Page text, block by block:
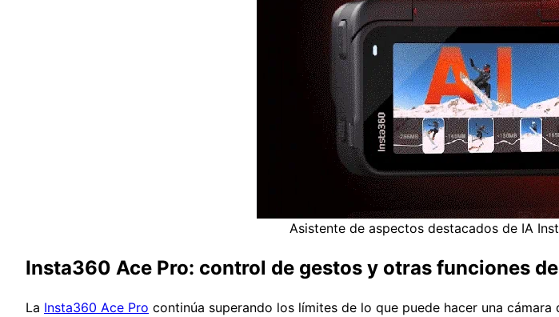
Asistente de aspectos destacados de IA
Insta360 Ace Pro: control de gestos y otras funciones
La Insta360 Ace Pro continúa superando los límites de lo que puede hacer una